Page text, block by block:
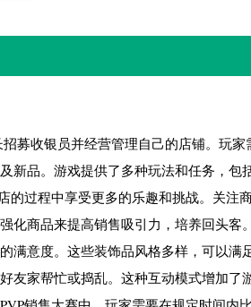
募收银员并经营管理自己的店铺。玩
新品。游戏提供了多种玩法和任务，包
的过程中享受更多的乐趣和挑战。关注
化商品来提高销售吸引力，培养回头客
满意度。这些装饰品风格多样，可以满
友家帮忙或捣乱。这种互动模式增加了